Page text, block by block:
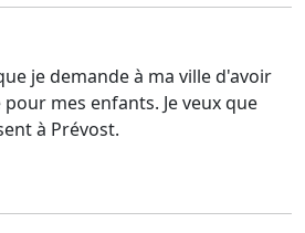
je demande à ma ville d'avoir
mes enfants. Je veux que
à Prévost.